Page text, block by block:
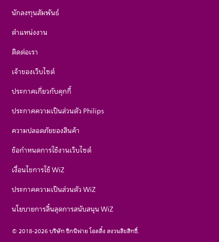
นักลงทุนสัมพันธ์
ตำแหน่งงาน
ติดต่อเรา
เจ้าของเว็บไซต์
ประกาศเกี่ยวกับคุกกี้
ประกาศความเป็นส่วนตัว Philips
ความปลอดภัยของสินค้า
ข้อกำหนดการใช้งานเว็บไซต์
เงื่อนไขการใช้ WiZ
ประกาศความเป็นส่วนตัว WiZ
นโยบายการสิ้นสุดการสนับสนุน WiZ
© 2018-2026 บริษัท ซิกนิฟาย โฮลดิ้ง สงวนลิขสิทธิ์.